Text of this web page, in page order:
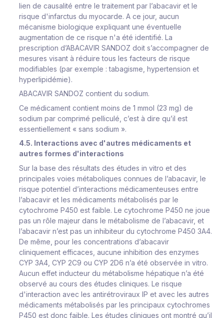
lien de causalité entre le traitement par l’abacavir et le
risque d'infarctus du myocarde. A ce jour, aucun
mécanisme biologique expliquant une éventuelle
augmentation de ce risque n'a été identifié. La
prescription d’ABACAVIR SANDOZ doit s’accompagner de
mesures visant à réduire tous les facteurs de risque
modifiables (par exemple : tabagisme, hypertension et
hyperlipidémie).
ABACAVIR SANDOZ contient du sodium.
Ce médicament contient moins de 1 mmol (23 mg) de
sodium par comprimé pelliculé, c’est à dire qu’il est
essentiellement « sans sodium ».
4.5. Interactions avec d'autres médicaments et
autres formes d'interactions
Sur la base des résultats des études in vitro et des
principales voies métaboliques connues de l’abacavir, le
risque potentiel d’interactions médicamenteuses entre
l’abacavir et les médicaments métabolisés par le
cytochrome P450 est faible. Le cytochrome P450 ne joue
pas un rôle majeur dans le métabolisme de l’abacavir, et
l’abacavir n’est pas un inhibiteur du cytochrome P450 3A4.
De même, pour les concentrations d’abacavir
cliniquement efficaces, aucune inhibition des enzymes
CYP 3A4, CYP 2C9 ou CYP 2D6 n’a été observée in vitro.
Aucun effet inducteur du métabolisme hépatique n’a été
observé au cours des études cliniques. Le risque
d'interaction avec les antirétroviraux IP et avec les autres
médicaments métabolisés par les principaux cytochromes
P450 est donc faible. Les études cliniques ont montré qu’il